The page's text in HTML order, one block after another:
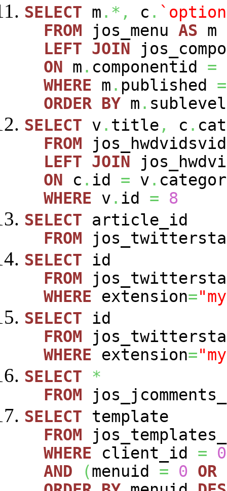
SELECT m .*, c .
FROM jos_menu AS m
LEFT JOIN
ON m . componentid =
WHERE m . published =
ORDER BY m . sublevel
SELECT v . title , c .
FROM
LEFT JOIN
ON c . id = v .
WHERE v . id =
8
SELECT article_id
FROM
SELECT id
FROM
WHERE extension=
SELECT id
FROM
WHERE extension=
SELECT
*
FROM
SELECT template
FROM
WHERE client_id =
0
AND
(menuid = 0 OR